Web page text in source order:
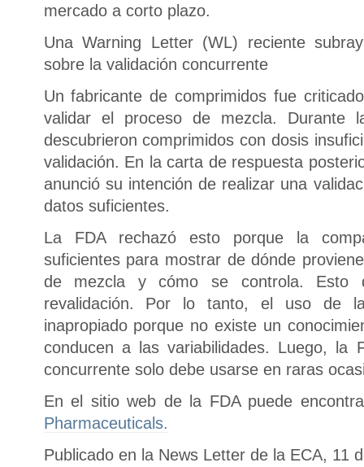
mercado a corto plazo.
Una Warning Letter (WL) reciente
sobre la validación concurrente
Un fabricante de comprimidos fue
validar el proceso de mezcla. Durante
descubrieron comprimidos con dosis
validación. En la carta de respuesta
anunció su intención de realizar una
datos suficientes.
La FDA rechazó esto porque la
suficientes para mostrar de dónde
de mezcla y cómo se controla. Esto
revalidación. Por lo tanto, el uso de
inapropiado porque no existe un
conducen a las variabilidades. Luego, la
concurrente solo debe usarse en raras
En el sitio web de la FDA puede
Pharmaceuticals.
Publicado en la News Letter de la ECA, 11